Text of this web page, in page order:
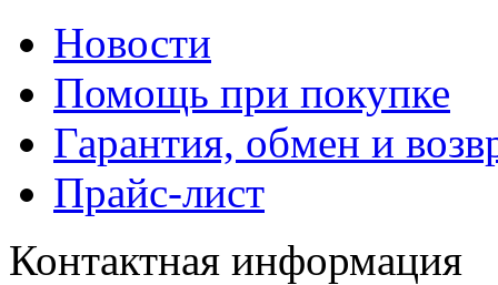
Новости
Помощь при покупке
Гарантия, обмен и
Прайс-лист
Контактная информация